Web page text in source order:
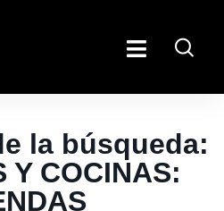
la búsqueda:
Y COCINAS: